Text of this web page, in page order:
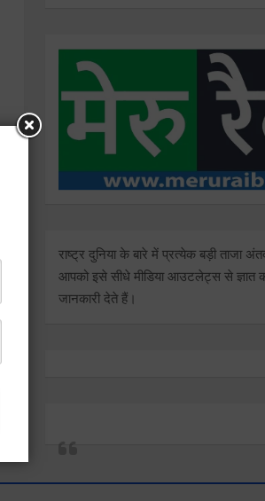
राष्ट्र दुनिया के बारे में प्रत्येक बड़ी ताजा
आपको इसे सीधे मीडिया आउटलेट्स से ज्ञात
जानकारी देते हैं।